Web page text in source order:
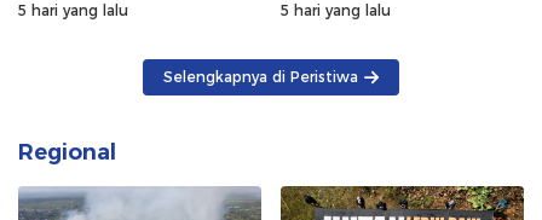
5 hari yang lalu 5 hari yang lalu
Selengkapnya di Peristiwa
Regional